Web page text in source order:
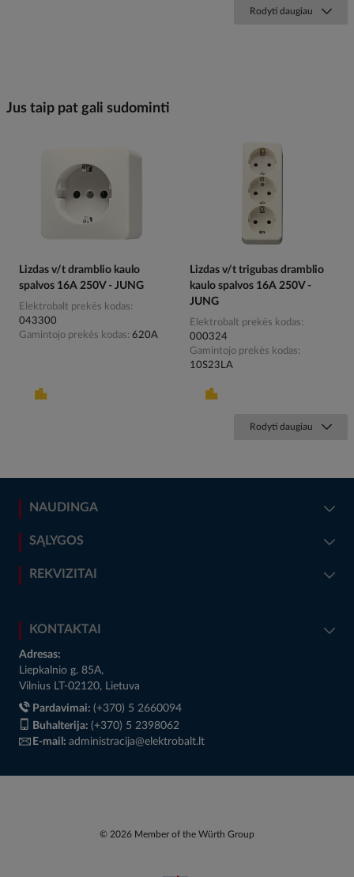
Rodyti daugiau
Jus taip pat gali sudominti
Lizdas v/t dramblio kaulo
spalvos 16A 250V - JUNG
Elektrobalt prekės kodas
043300
Gamintojo prekės kodas 620A
Lizdas v/t trigubas dramblio
kaulo spalvos 16A 250V -
JUNG
Elektrobalt prekės kodas
000324
Gamintojo prekės kodas
10S23LA
Rodyti daugiau
NAUDINGA
SĄLYGOS
REKVIZITAI
KONTAKTAI
Adresas:
Liepkalnio g. 85A,
Vilnius LT-02120, Lietuva
Pardavimai: (+370) 5 2660094
Buhalterija: (+370) 5 2398062
E-mail: administracija@elektrobalt.lt
© 2026 Member of the Würth Group